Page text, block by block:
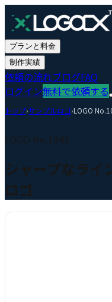
プランと料金
制作実績
依頼の流れブログFAQ
ログイン無料で依頼する
トップ›サンプルロゴ›LOGO No.
LOGO No.1042
シャープなライ
ロゴ